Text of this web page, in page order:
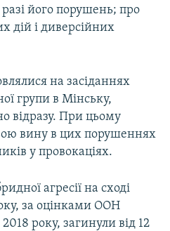
його порушень; про
дій і диверсійних
на засіданнях
групи в Мінську,
відразу. При цьому
вину в цих порушеннях
у провокаціях.
агресії на сході
за оцінками ООН
року, загинули від 12